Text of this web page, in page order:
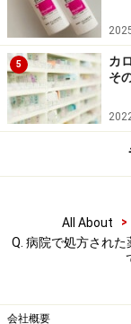
5
カ
そ
All About >
Q. 病院で処方され
会社概要